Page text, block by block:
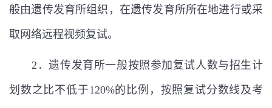
般由遗传发育所组织，在遗传发育所所在地进行或采
取网络远程视频复试。
2 ．遗传发育所一般按照参加复试人数与招生计
划数之比不低于120%的比例，按照复试分数线及考